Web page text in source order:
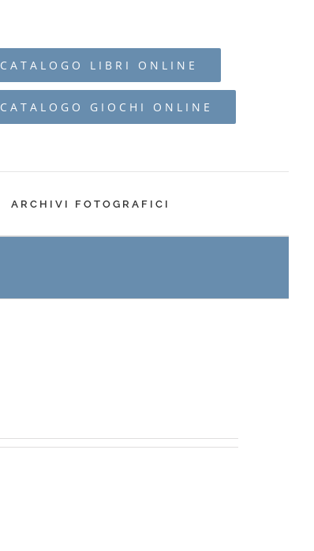
CATALOGO LIBRI ONLINE
CATALOGO GIOCHI ONLINE
ARCHIVI FOTOGRAFICI